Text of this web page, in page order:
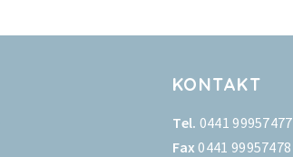
KONTAKT
Tel. 0441 99957477
Fax 0441 99957478